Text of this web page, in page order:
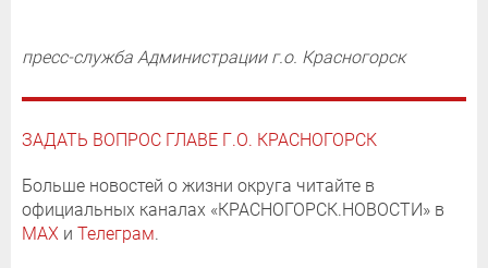
пресс-служба Администрации г.о. Красногорск
ЗАДАТЬ ВОПРОС ГЛАВЕ Г.О. КРАСНОГОРСК
Больше новостей о жизни округа читайте в
официальных каналах «КРАСНОГОРСК.НОВОСТИ» в
MAX и Телеграм.